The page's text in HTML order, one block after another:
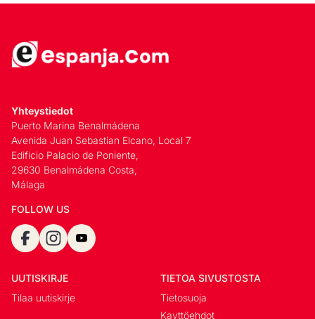
Yhteystiedot
Puerto Marina Benalmádena
Avenida Juan Sebastian Elcano, Local 7
Edificio Palacio de Poniente,
29630 Benalmádena Costa,
Málaga
FOLLOW US
UUTISKIRJE
Tilaa uutiskirje
TIETOA SIVUSTOSTA
Tietosuoja
Kayttöehdot